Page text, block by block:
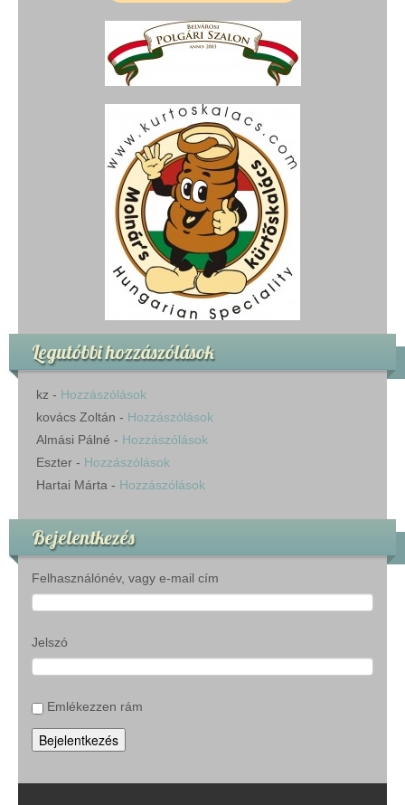
Legutóbbi hozzászólások
kz - Hozzászólások
kovács Zoltán - Hozzászólások
Almási Pálné - Hozzászólások
Eszter - Hozzászólások
Hartai Márta - Hozzászólások
Bejelentkezés
Felhasználónév, vagy e-mail cím
Jelszó
Emlékezzen rám
Bejelentkezés